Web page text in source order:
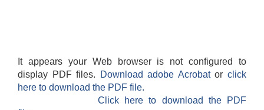
It appears your Web browser is not configured to
display PDF files.
Download adobe Acrobatorclick
here to download the PDF file.
Click here to download the PDF